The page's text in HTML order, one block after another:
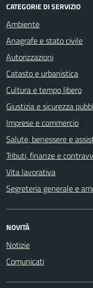
CATEGORIE DI SERVIZIO
Ambiente
Anagrafe e stato civile
Autorizzazioni
Catasto e urbanistica
Cultura e tempo libero
Giustizia e sicurezza
Imprese e commercio
Salute, benessere e
Tributi, finanze e
Vita lavorativa
Segreteria generale e
NOVITÀ
Notizie
Comunicati